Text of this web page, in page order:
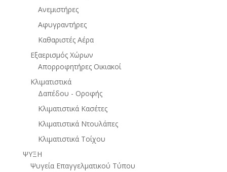
Ανεμιστήρες
Αφυγραντήρες
Καθαριστές Αέρα
Εξαερισμός Χώρων
Απορροφητήρες Οικιακοί
Κλιματιστικά
Δαπέδου - Οροφής
Κλιματιστικά Κασέτες
Κλιματιστικά Ντουλάπες
Κλιματιστικά Τοίχου
ΨΥΞΗ
Ψυγεία Επαγγελματικού Τύπου